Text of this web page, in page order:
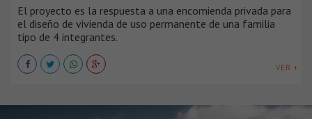
El proyecto es la respuesta a una encomienda privada para
el diseño de vivienda de uso permanente de una familia
tipo de 4 integrantes.
VER +